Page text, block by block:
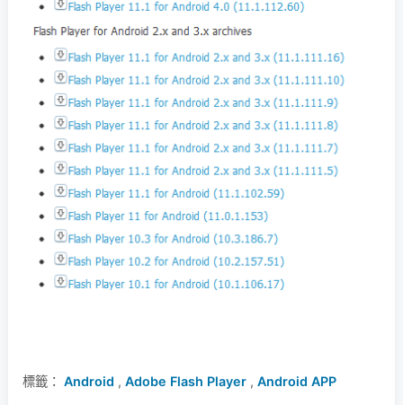
標籤： Android , Adobe Flash Player , Android APP